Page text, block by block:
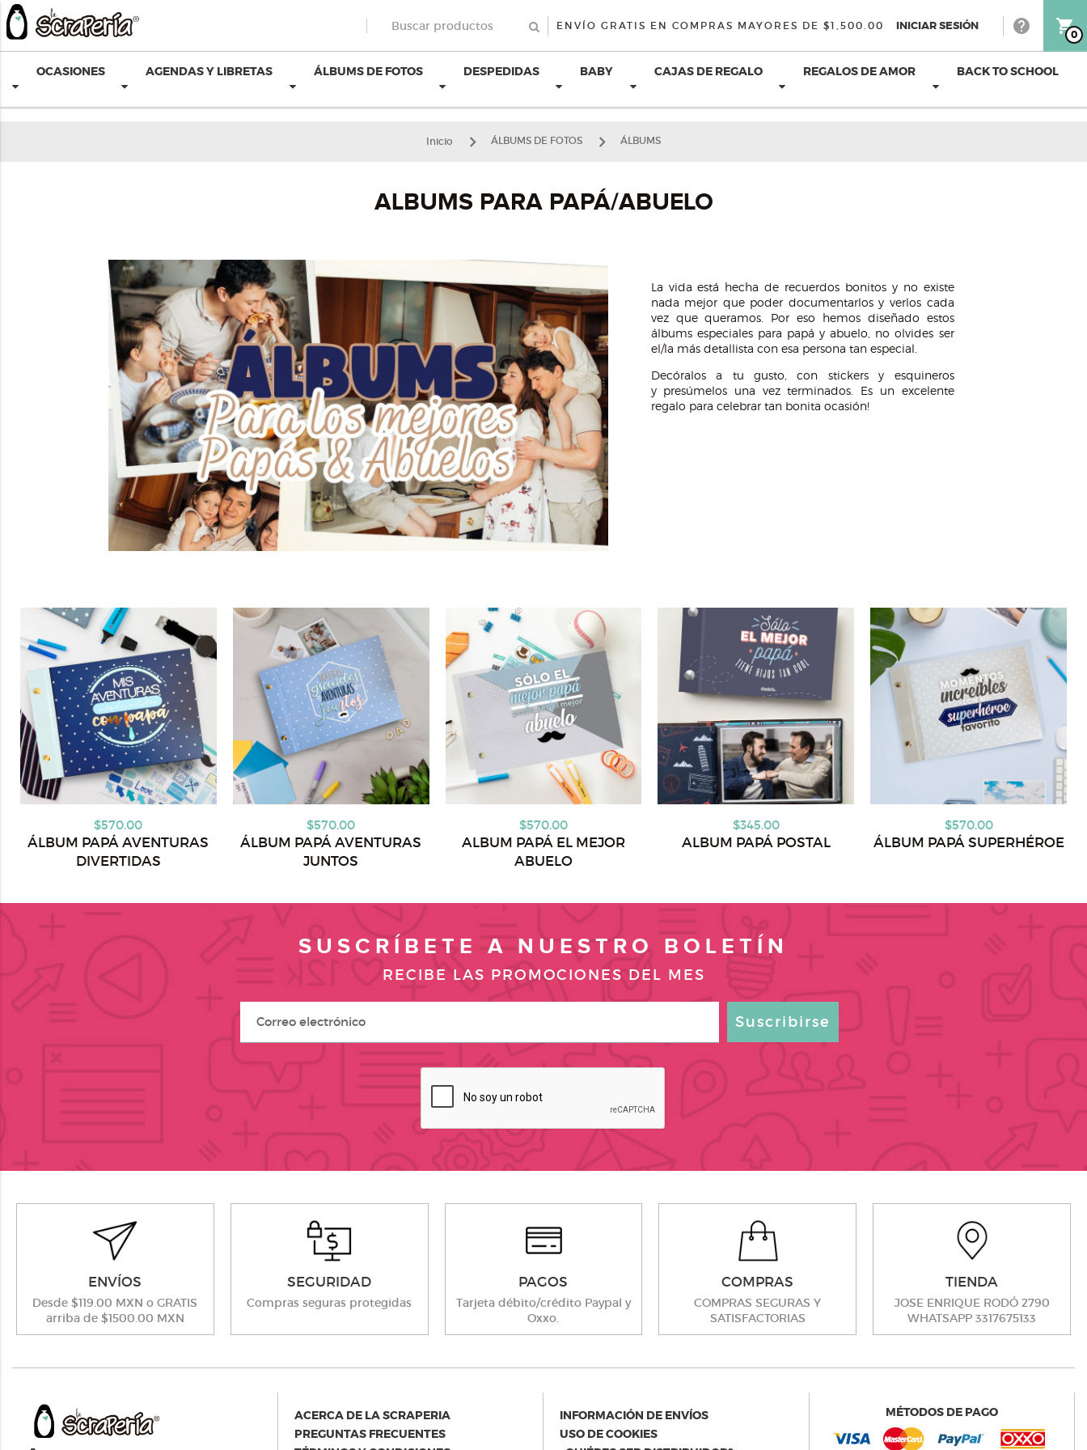
ENVÍO GRATIS EN COMPRAS MAYORES DE $1,500.00 INICIAR SESIÓN help 0
shopping_cart
OCASIONES AGENDAS Y LIBRETAS ÁLBUMS DE FOTOS DESPEDIDAS BABY CAJAS DE REGALO REGALOS DE AMOR BACK TO SCHOOL
Inicio ÁLBUMS DE FOTOS ÁLBUMS
ALBUMS PARA PAPÁ/ABUELO
La vida está hecha de recuerdos bonitos y no existe
nada mejor que poder documentarlos y verlos cada
vez que queramos. Por eso hemos diseñado estos
álbums especiales para papá y abuelo, no olvides ser
el/la más detallista con esa persona tan especial.
Decóralos a tu gusto, con stickers y esquineros
y presúmelos una vez terminados. Es un excelente
regalo para celebrar tan bonita ocasión!
$570.00
ÁLBUM PAPÁ AVENTURAS
DIVERTIDAS
$570.00
ÁLBUM PAPÁ AVENTURAS
JUNTOS
$570.00
ALBUM PAPÁ EL MEJOR
ABUELO
$345.00
ALBUM PAPÁ POSTAL
$570.00
ÁLBUM PAPÁ SUPERHÉROE
SUSCRÍBETE A NUESTRO BOLETÍN
RECIBE LAS PROMOCIONES DEL MES
Suscribirse
ENVÍOS
Desde $119.00 MXN o GRATIS
arriba de $1500.00 MXN
SEGURIDAD
Compras seguras protegidas
PAGOS
Tarjeta débito/crédito Paypal y
Oxxo.
COMPRAS
COMPRAS SEGURAS Y
SATISFACTORIAS
TIENDA
JOSE ENRIQUE RODÓ 2790
WHATSAPP 3317675133
ACERCA DE LA SCRAPERIA
PREGUNTAS FRECUENTES
INFORMACIÓN DE ENVÍOS
USO DE COOKIES
MÉTODOS DE PAGO